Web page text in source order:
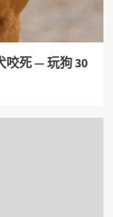
咬死 — 玩狗 30